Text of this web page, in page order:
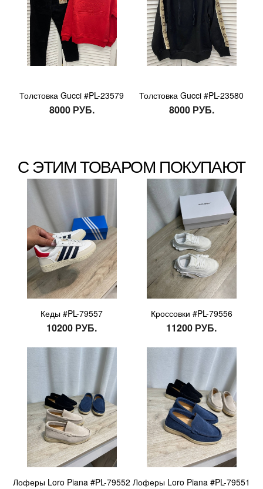
Толстовка Gucci #PL-23579
8000 РУБ.
Толстовка Gucci #PL-23580
8000 РУБ.
С ЭТИМ ТОВАРОМ ПОКУПАЮТ
Кеды #PL-79557
10200 РУБ.
Кроссовки #PL-79556
11200 РУБ.
Лоферы Loro Piana #PL-79552 Лоферы Loro Piana #PL-79551